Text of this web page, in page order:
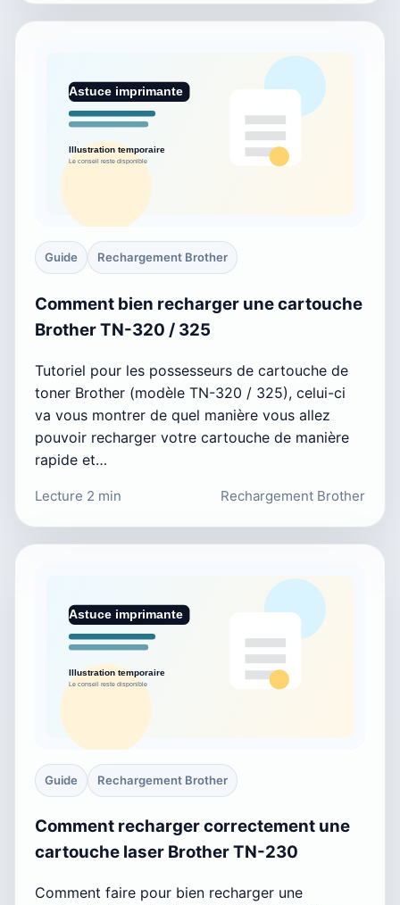
Guide Rechargement Brother
Comment bien recharger une cartouche
Brother TN-320 / 325
Tutoriel pour les possesseurs de cartouche de
toner Brother (modèle TN-320 / 325), celui-ci
va vous montrer de quel manière vous allez
pouvoir recharger votre cartouche de manière
rapide et…
Lecture 2 min Rechargement Brother
Guide Rechargement Brother
Comment recharger correctement une
cartouche laser Brother TN-230
Comment faire pour bien recharger une